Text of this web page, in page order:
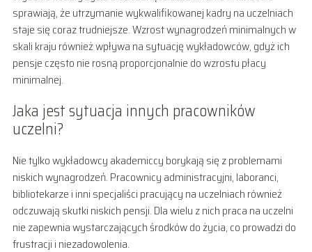
sprawiają, że utrzymanie wykwalifikowanej kadry na uczelniach
staje się coraz trudniejsze. Wzrost wynagrodzeń minimalnych w
skali kraju również wpływa na sytuację wykładowców, gdyż ich
pensje często nie rosną proporcjonalnie do wzrostu płacy
minimalnej.
Jaka jest sytuacja innych pracowników
uczelni?
Nie tylko wykładowcy akademiccy borykają się z problemami
niskich wynagrodzeń. Pracownicy administracyjni, laboranci,
bibliotekarze i inni specjaliści pracujący na uczelniach również
odczuwają skutki niskich pensji. Dla wielu z nich praca na uczelni
nie zapewnia wystarczających środków do życia, co prowadzi do
frustracji i niezadowolenia.